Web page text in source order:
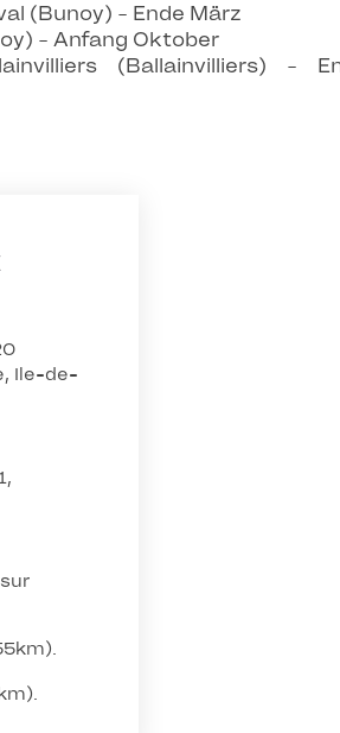
(Bunoy) - Ende März
- Anfang Oktober
(Ballainvilliers) -
Ile-de-